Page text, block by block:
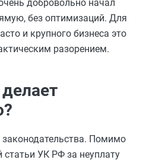
добровольно начал
без оптимизаций. Для
и крупного бизнеса это
разорением.
законодательства. Помимо
УК РФ за неуплату